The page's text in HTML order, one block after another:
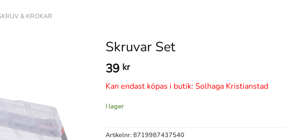
& KROKAR
Skruvar Set
39 kr
Kan endast köpas i butik: Solhaga Kristianstad
I lager
Artikelnr: 8719987437540